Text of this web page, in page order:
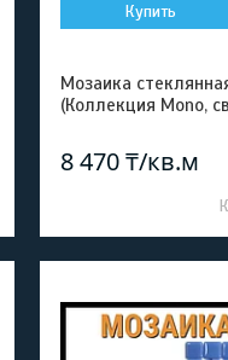
Купить
Мозаика
(Коллекция Mono,
8 470 ₸/кв.м